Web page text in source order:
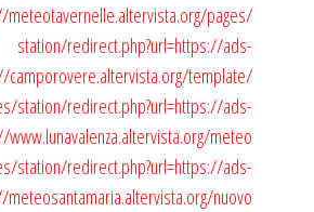
meteotavernelle.altervista.org/pages/
station/redirect.php?url=https://ads-
camporovere.altervista.org/template/
station/redirect.php?url=https://ads-
www.lunavalenza.altervista.org/meteo
station/redirect.php?url=https://ads-
meteosantamaria.altervista.org/nuovo